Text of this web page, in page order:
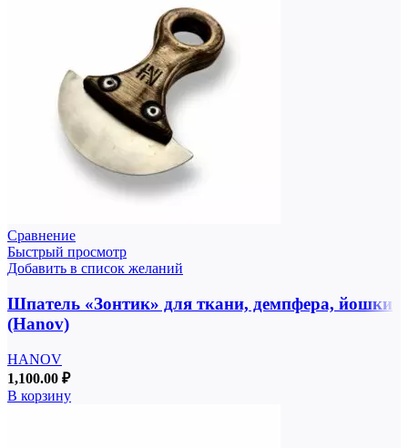
Сравнение
Быстрый просмотр
Добавить в список желаний
Шпатель «Зонтик» для ткани, демпфера, йошки
(Hanov)
HANOV
1,100.00 ₽
В корзину